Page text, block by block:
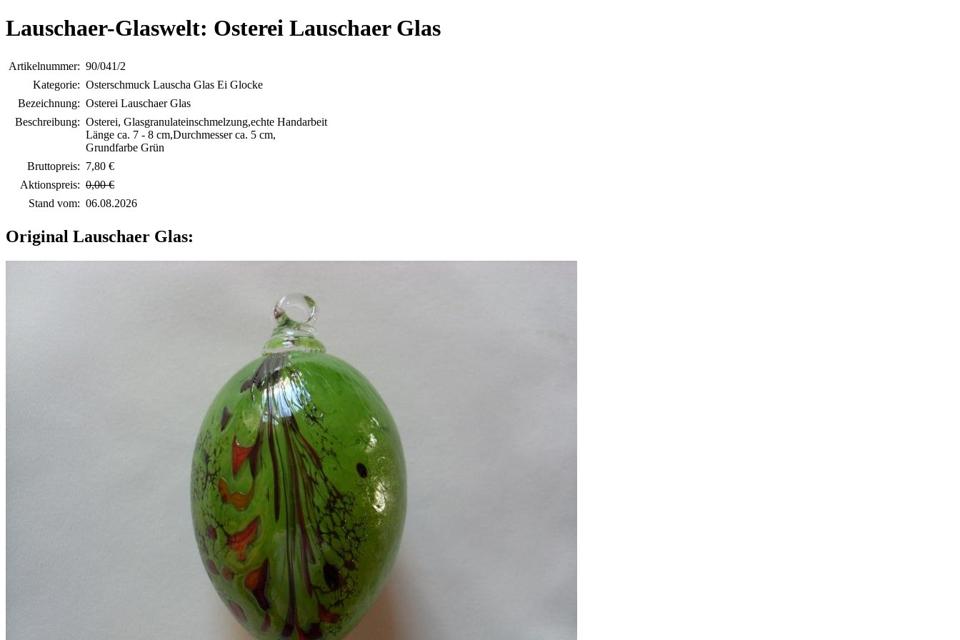
Lauschaer-Glaswelt: Osterei Lauschaer Glas
Artikelnummer: 90/041/2
Kategorie: Osterschmuck Lauscha Glas Ei Glocke
Bezeichnung: Osterei Lauschaer Glas
Beschreibung: Osterei, Glasgranulateinschmelzung,echte Handarbeit
Länge ca. 7 - 8 cm,Durchmesser ca. 5 cm,
Grundfarbe Grün
Bruttopreis: 7,80 €
Aktionspreis: 0,00 €
Stand vom: 06.08.2026
Original Lauschaer Glas: